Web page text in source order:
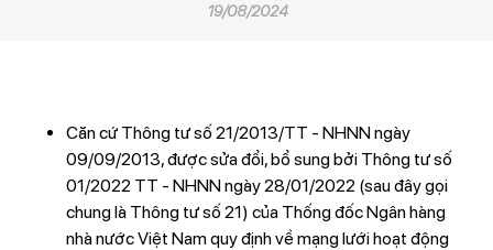
19/08/2024
Căn cứ Thông tư số 21/2013/TT - NHNN ngày
09/09/2013, được sửa đổi, bổ sung bởi Thông tư số
01/2022 TT - NHNN ngày 28/01/2022 (sau đây gọi
chung là Thông tư số 21) của Thống đốc Ngân hàng
nhà nước Việt Nam quy định về mạng lưới hoạt động